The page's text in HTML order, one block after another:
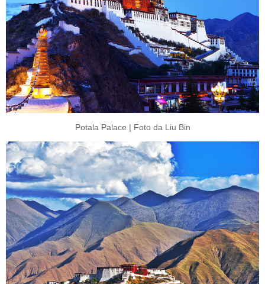
Potala Palace | Foto da Liu Bin